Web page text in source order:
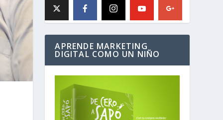
APRENDE MARKETING
DIGITAL COMO UN NIÑO